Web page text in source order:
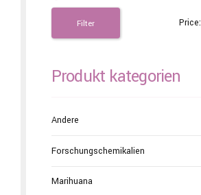
Filter Price:
Produkt kategorien
Andere
Forschungschemikalien
Marihuana